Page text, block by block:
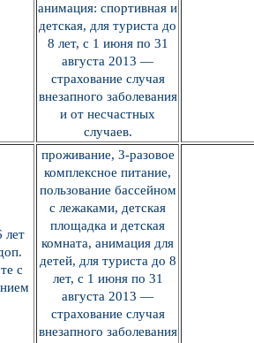
анимация: спортивная и
детская, для туриста до
8 лет, с 1 июня по 31
августа 2013 —
страхование случая
внезапного заболевания
и от несчастных
случаев.
лет
с
проживание, 3-разовое
комплексное питание,
пользование бассейном
с лежаками, детская
площадка и детская
комната, анимация для
детей, для туриста до 8
лет, с 1 июня по 31
августа 2013 —
страхование случая
внезапного заболевания